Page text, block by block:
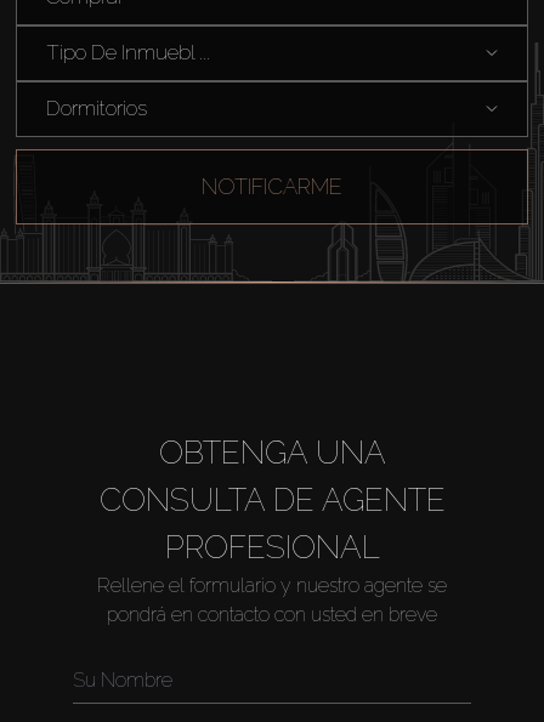
Sobre Plano
Agentes
Tipo De Inmuebl ...
Dormitorios
NOTIFICARME
OBTENGA UNA
CONSULTA DE AGENTE
PROFESIONAL
Rellene el formulario y nuestro agente se
pondrá en contacto con usted en breve